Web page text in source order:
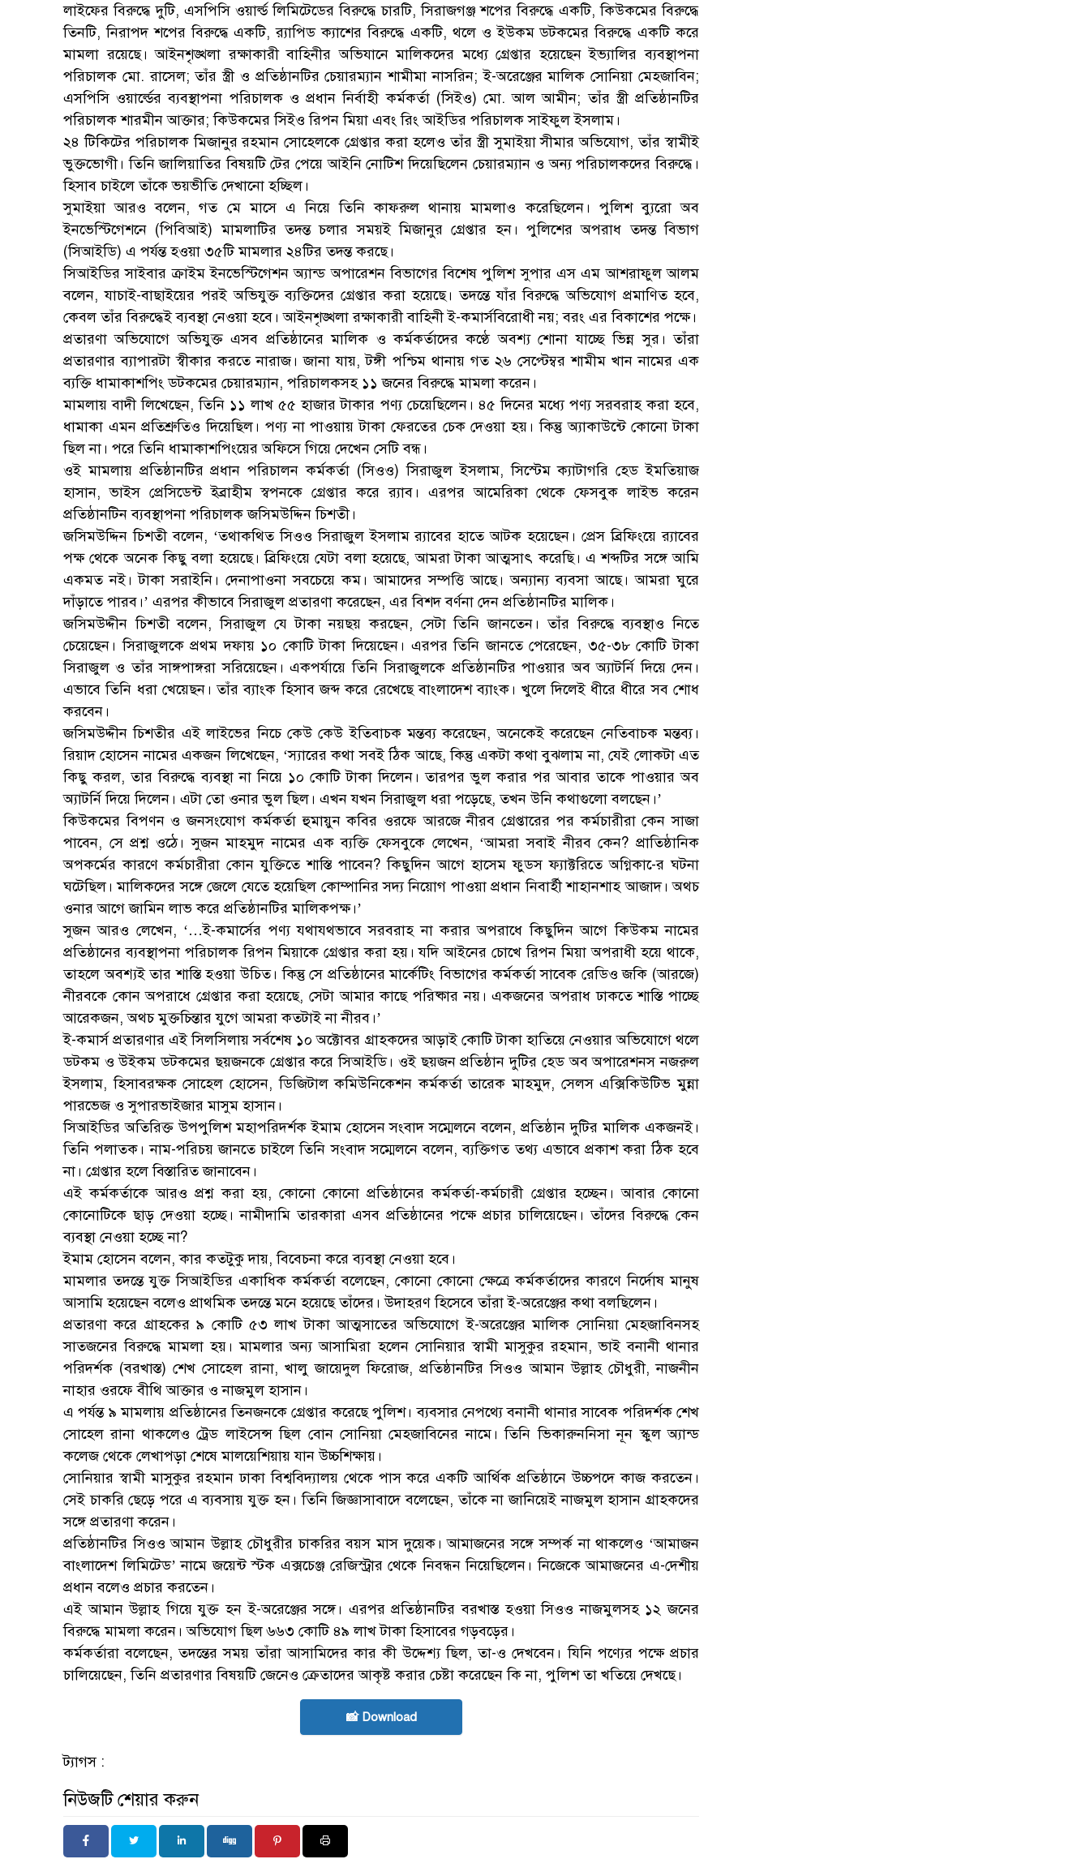
লাইফের বিরুদ্ধে দুটি, এসপিসি ওয়ার্ল্ড লিমিটেডের বিরুদ্ধে চারটি, সিরাজগঞ্জ শপের বিরুদ্ধে একটি, কিউকমের বিরুদ্ধে
তিনটি, নিরাপদ শপের বিরুদ্ধে একটি, র‌্যাপিড ক্যাশের বিরুদ্ধে একটি, থলে ও ইউকম ডটকমের বিরুদ্ধে একটি করে
মামলা রয়েছে। আইনশৃঙ্খলা রক্ষাকারী বাহিনীর অভিযানে মালিকদের মধ্যে গ্রেপ্তার হয়েছেন ইভ্যালির ব্যবস্থাপনা
পরিচালক মো. রাসেল; তাঁর স্ত্রী ও প্রতিষ্ঠানটির চেয়ারম্যান শামীমা নাসরিন; ই-অরেঞ্জের মালিক সোনিয়া মেহজাবিন;
এসপিসি ওয়ার্ল্ডের ব্যবস্থাপনা পরিচালক ও প্রধান নির্বাহী কর্মকর্তা (সিইও) মো. আল আমীন; তাঁর স্ত্রী প্রতিষ্ঠানটির
পরিচালক শারমীন আক্তার; কিউকমের সিইও রিপন মিয়া এবং রিং আইডির পরিচালক সাইফুল ইসলাম।
২৪ টিকিটের পরিচালক মিজানুর রহমান সোহেলকে গ্রেপ্তার করা হলেও তাঁর স্ত্রী সুমাইয়া সীমার অভিযোগ, তাঁর স্বামীই
ভুক্তভোগী। তিনি জালিয়াতির বিষয়টি টের পেয়ে আইনি নোটিশ দিয়েছিলেন চেয়ারম্যান ও অন্য পরিচালকদের বিরুদ্ধে।
হিসাব চাইলে তাঁকে ভয়ভীতি দেখানো হচ্ছিল।
সুমাইয়া আরও বলেন, গত মে মাসে এ নিয়ে তিনি কাফরুল থানায় মামলাও করেছিলেন। পুলিশ ব্যুরো অব
ইনভেস্টিগেশনে (পিবিআই) মামলাটির তদন্ত চলার সময়ই মিজানুর গ্রেপ্তার হন। পুলিশের অপরাধ তদন্ত বিভাগ
(সিআইডি) এ পর্যন্ত হওয়া ৩৫টি মামলার ২৪টির তদন্ত করছে।
সিআইডির সাইবার ক্রাইম ইনভেস্টিগেশন অ্যান্ড অপারেশন বিভাগের বিশেষ পুলিশ সুপার এস এম আশরাফুল আলম
বলেন, যাচাই-বাছাইয়ের পরই অভিযুক্ত ব্যক্তিদের গ্রেপ্তার করা হয়েছে। তদন্তে যাঁর বিরুদ্ধে অভিযোগ প্রমাণিত হবে,
কেবল তাঁর বিরুদ্ধেই ব্যবস্থা নেওয়া হবে। আইনশৃঙ্খলা রক্ষাকারী বাহিনী ই-কমার্সবিরোধী নয়; বরং এর বিকাশের পক্ষে।
প্রতারণা অভিযোগে অভিযুক্ত এসব প্রতিষ্ঠানের মালিক ও কর্মকর্তাদের কণ্ঠে অবশ্য শোনা যাচ্ছে ভিন্ন সুর। তাঁরা
প্রতারণার ব্যাপারটা স্বীকার করতে নারাজ। জানা যায়, টঙ্গী পশ্চিম থানায় গত ২৬ সেপ্টেম্বর শামীম খান নামের এক
ব্যক্তি ধামাকাশপিং ডটকমের চেয়ারম্যান, পরিচালকসহ ১১ জনের বিরুদ্ধে মামলা করেন।
মামলায় বাদী লিখেছেন, তিনি ১১ লাখ ৫৫ হাজার টাকার পণ্য চেয়েছিলেন। ৪৫ দিনের মধ্যে পণ্য সরবরাহ করা হবে,
ধামাকা এমন প্রতিশ্রুতিও দিয়েছিল। পণ্য না পাওয়ায় টাকা ফেরতের চেক দেওয়া হয়। কিন্তু অ্যাকাউন্টে কোনো টাকা
ছিল না। পরে তিনি ধামাকাশপিংয়ের অফিসে গিয়ে দেখেন সেটি বন্ধ।
ওই মামলায় প্রতিষ্ঠানটির প্রধান পরিচালন কর্মকর্তা (সিওও) সিরাজুল ইসলাম, সিস্টেম ক্যাটাগরি হেড ইমতিয়াজ
হাসান, ভাইস প্রেসিডেন্ট ইব্রাহীম স্বপনকে গ্রেপ্তার করে র‌্যাব। এরপর আমেরিকা থেকে ফেসবুক লাইভ করেন
প্রতিষ্ঠানটিন ব্যবস্থাপনা পরিচালক জসিমউদ্দিন চিশতী।
জসিমউদ্দিন চিশতী বলেন, ‘তথাকথিত সিওও সিরাজুল ইসলাম র‌্যাবের হাতে আটক হয়েছেন। প্রেস ব্রিফিংয়ে র‌্যাবের
পক্ষ থেকে অনেক কিছু বলা হয়েছে। ব্রিফিংয়ে যেটা বলা হয়েছে, আমরা টাকা আত্মসাৎ করেছি। এ শব্দটির সঙ্গে আমি
একমত নই। টাকা সরাইনি। দেনাপাওনা সবচেয়ে কম। আমাদের সম্পত্তি আছে। অন্যান্য ব্যবসা আছে। আমরা ঘুরে
দাঁড়াতে পারব।’ এরপর কীভাবে সিরাজুল প্রতারণা করেছেন, এর বিশদ বর্ণনা দেন প্রতিষ্ঠানটির মালিক।
জসিমউদ্দীন চিশতী বলেন, সিরাজুল যে টাকা নয়ছয় করছেন, সেটা তিনি জানতেন। তাঁর বিরুদ্ধে ব্যবস্থাও নিতে
চেয়েছেন। সিরাজুলকে প্রথম দফায় ১০ কোটি টাকা দিয়েছেন। এরপর তিনি জানতে পেরেছেন, ৩৫-৩৮ কোটি টাকা
সিরাজুল ও তাঁর সাঙ্গপাঙ্গরা সরিয়েছেন। একপর্যায়ে তিনি সিরাজুলকে প্রতিষ্ঠানটির পাওয়ার অব অ্যাটর্নি দিয়ে দেন।
এভাবে তিনি ধরা খেয়েছন। তাঁর ব্যাংক হিসাব জব্দ করে রেখেছে বাংলাদেশ ব্যাংক। খুলে দিলেই ধীরে ধীরে সব শোধ
করবেন।
জসিমউদ্দীন চিশতীর এই লাইভের নিচে কেউ কেউ ইতিবাচক মন্তব্য করেছেন, অনেকেই করেছেন নেতিবাচক মন্তব্য।
রিয়াদ হোসেন নামের একজন লিখেছেন, ‘স্যারের কথা সবই ঠিক আছে, কিন্তু একটা কথা বুঝলাম না, যেই লোকটা এত
কিছু করল, তার বিরুদ্ধে ব্যবস্থা না নিয়ে ১০ কোটি টাকা দিলেন। তারপর ভুল করার পর আবার তাকে পাওয়ার অব
অ্যাটর্নি দিয়ে দিলেন। এটা তো ওনার ভুল ছিল। এখন যখন সিরাজুল ধরা পড়েছে, তখন উনি কথাগুলো বলছেন।’
কিউকমের বিপণন ও জনসংযোগ কর্মকর্তা হুমায়ুন কবির ওরফে আরজে নীরব গ্রেপ্তারের পর কর্মচারীরা কেন সাজা
পাবেন, সে প্রশ্ন ওঠে। সুজন মাহমুদ নামের এক ব্যক্তি ফেসবুকে লেখেন, ‘আমরা সবাই নীরব কেন? প্রাতিষ্ঠানিক
অপকর্মের কারণে কর্মচারীরা কোন যুক্তিতে শাস্তি পাবেন? কিছুদিন আগে হাসেম ফুডস ফ্যাক্টরিতে অগ্নিকা-ের ঘটনা
ঘটেছিল। মালিকদের সঙ্গে জেলে যেতে হয়েছিল কোম্পানির সদ্য নিয়োগ পাওয়া প্রধান নিবার্হী শাহানশাহ আজাদ। অথচ
ওনার আগে জামিন লাভ করে প্রতিষ্ঠানটির মালিকপক্ষ।’
সুজন আরও লেখেন, ‘…ই-কমার্সের পণ্য যথাযথভাবে সরবরাহ না করার অপরাধে কিছুদিন আগে কিউকম নামের
প্রতিষ্ঠানের ব্যবস্থাপনা পরিচালক রিপন মিয়াকে গ্রেপ্তার করা হয়। যদি আইনের চোখে রিপন মিয়া অপরাধী হয়ে থাকে,
তাহলে অবশ্যই তার শাস্তি হওয়া উচিত। কিন্তু সে প্রতিষ্ঠানের মার্কেটিং বিভাগের কর্মকর্তা সাবেক রেডিও জকি (আরজে)
নীরবকে কোন অপরাধে গ্রেপ্তার করা হয়েছে, সেটা আমার কাছে পরিষ্কার নয়। একজনের অপরাধ ঢাকতে শাস্তি পাচ্ছে
আরেকজন, অথচ মুক্তচিন্তার যুগে আমরা কতটাই না নীরব।’
ই-কমার্স প্রতারণার এই সিলসিলায় সর্বশেষ ১০ অক্টোবর গ্রাহকদের আড়াই কোটি টাকা হাতিয়ে নেওয়ার অভিযোগে থলে
ডটকম ও উইকম ডটকমের ছয়জনকে গ্রেপ্তার করে সিআইডি। ওই ছয়জন প্রতিষ্ঠান দুটির হেড অব অপারেশনস নজরুল
ইসলাম, হিসাবরক্ষক সোহেল হোসেন, ডিজিটাল কমিউনিকেশন কর্মকর্তা তারেক মাহমুদ, সেলস এক্সিকিউটিভ মুন্না
পারভেজ ও সুপারভাইজার মাসুম হাসান।
সিআইডির অতিরিক্ত উপপুলিশ মহাপরিদর্শক ইমাম হোসেন সংবাদ সম্মেলনে বলেন, প্রতিষ্ঠান দুটির মালিক একজনই।
তিনি পলাতক। নাম-পরিচয় জানতে চাইলে তিনি সংবাদ সম্মেলনে বলেন, ব্যক্তিগত তথ্য এভাবে প্রকাশ করা ঠিক হবে
না। গ্রেপ্তার হলে বিস্তারিত জানাবেন।
এই কর্মকর্তাকে আরও প্রশ্ন করা হয়, কোনো কোনো প্রতিষ্ঠানের কর্মকর্তা-কর্মচারী গ্রেপ্তার হচ্ছেন। আবার কোনো
কোনোটিকে ছাড় দেওয়া হচ্ছে। নামীদামি তারকারা এসব প্রতিষ্ঠানের পক্ষে প্রচার চালিয়েছেন। তাঁদের বিরুদ্ধে কেন
ব্যবস্থা নেওয়া হচ্ছে না?
ইমাম হোসেন বলেন, কার কতটুকু দায়, বিবেচনা করে ব্যবস্থা নেওয়া হবে।
মামলার তদন্তে যুক্ত সিআইডির একাধিক কর্মকর্তা বলেছেন, কোনো কোনো ক্ষেত্রে কর্মকর্তাদের কারণে নির্দোষ মানুষ
আসামি হয়েছেন বলেও প্রাথমিক তদন্তে মনে হয়েছে তাঁদের। উদাহরণ হিসেবে তাঁরা ই-অরেঞ্জের কথা বলছিলেন।
প্রতারণা করে গ্রাহকের ৯ কোটি ৫৩ লাখ টাকা আত্মসাতের অভিযোগে ই-অরেঞ্জের মালিক সোনিয়া মেহজাবিনসহ
সাতজনের বিরুদ্ধে মামলা হয়। মামলার অন্য আসামিরা হলেন সোনিয়ার স্বামী মাসুকুর রহমান, ভাই বনানী থানার
পরিদর্শক (বরখাস্ত) শেখ সোহেল রানা, খালু জায়েদুল ফিরোজ, প্রতিষ্ঠানটির সিওও আমান উল্লাহ চৌধুরী, নাজনীন
নাহার ওরফে বীথি আক্তার ও নাজমুল হাসান।
এ পর্যন্ত ৯ মামলায় প্রতিষ্ঠানের তিনজনকে গ্রেপ্তার করেছে পুলিশ। ব্যবসার নেপথ্যে বনানী থানার সাবেক পরিদর্শক শেখ
সোহেল রানা থাকলেও ট্রেড লাইসেন্স ছিল বোন সোনিয়া মেহজাবিনের নামে। তিনি ভিকারুননিসা নূন স্কুল অ্যান্ড
কলেজ থেকে লেখাপড়া শেষে মালয়েশিয়ায় যান উচ্চশিক্ষায়।
সোনিয়ার স্বামী মাসুকুর রহমান ঢাকা বিশ্ববিদ্যালয় থেকে পাস করে একটি আর্থিক প্রতিষ্ঠানে উচ্চপদে কাজ করতেন।
সেই চাকরি ছেড়ে পরে এ ব্যবসায় যুক্ত হন। তিনি জিজ্ঞাসাবাদে বলেছেন, তাঁকে না জানিয়েই নাজমুল হাসান গ্রাহকদের
সঙ্গে প্রতারণা করেন।
প্রতিষ্ঠানটির সিওও আমান উল্লাহ চৌধুরীর চাকরির বয়স মাস দুয়েক। আমাজনের সঙ্গে সম্পর্ক না থাকলেও ‘আমাজন
বাংলাদেশ লিমিটেড’ নামে জয়েন্ট স্টক এক্সচেঞ্জ রেজিস্ট্রার থেকে নিবন্ধন নিয়েছিলেন। নিজেকে আমাজনের এ-দেশীয়
প্রধান বলেও প্রচার করতেন।
এই আমান উল্লাহ গিয়ে যুক্ত হন ই-অরেঞ্জের সঙ্গে। এরপর প্রতিষ্ঠানটির বরখাস্ত হওয়া সিওও নাজমুলসহ ১২ জনের
বিরুদ্ধে মামলা করেন। অভিযোগ ছিল ৬৬৩ কোটি ৪৯ লাখ টাকা হিসাবের গড়বড়ের।
কর্মকর্তারা বলেছেন, তদন্তের সময় তাঁরা আসামিদের কার কী উদ্দেশ্য ছিল, তা-ও দেখবেন। যিনি পণ্যের পক্ষে প্রচার
চালিয়েছেন, তিনি প্রতারণার বিষয়টি জেনেও ক্রেতাদের আকৃষ্ট করার চেষ্টা করেছেন কি না, পুলিশ তা খতিয়ে দেখছে।
📸 Download
ট্যাগস :
নিউজটি শেয়ার করুন